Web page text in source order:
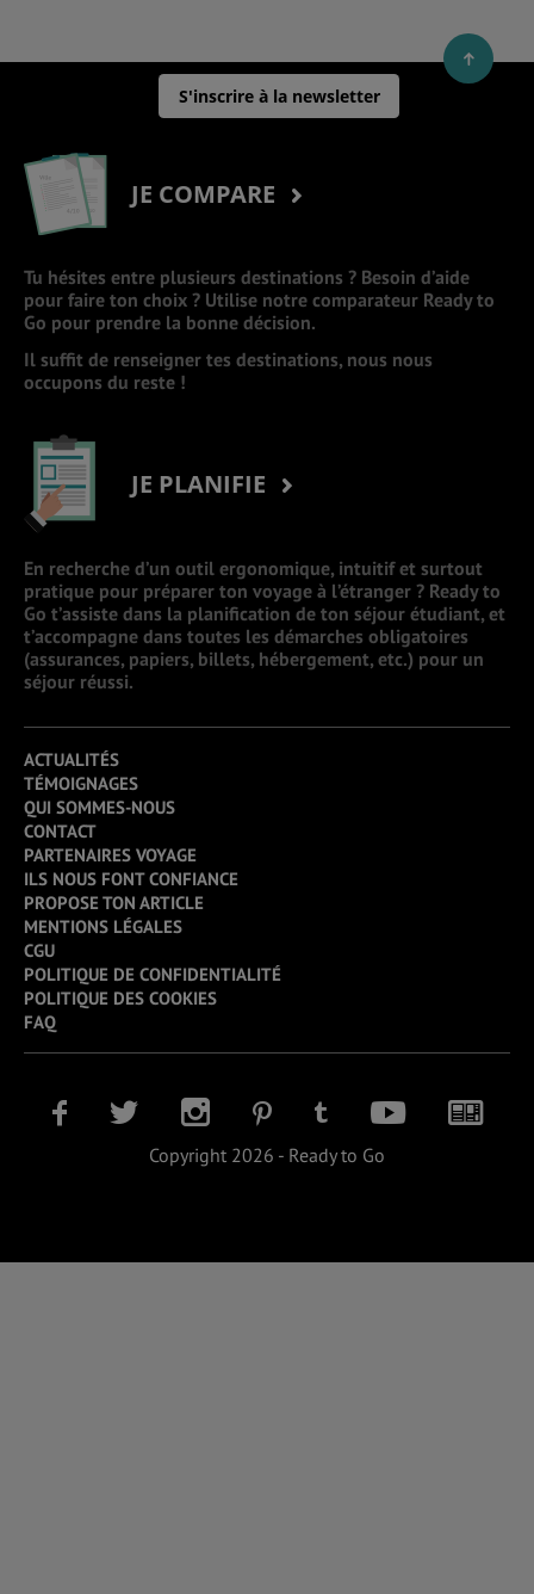
S'inscrire à la newsletter
JE COMPARE
Tu hésites entre plusieurs destinations ? Besoin d’aide
pour faire ton choix ? Utilise notre comparateur Ready to
Go pour prendre la bonne décision.
Il suffit de renseigner tes destinations, nous nous
occupons du reste !
JE PLANIFIE
En recherche d’un outil ergonomique, intuitif et surtout
pratique pour préparer ton voyage à l’étranger ? Ready to
Go t’assiste dans la planification de ton séjour étudiant, et
t’accompagne dans toutes les démarches obligatoires
(assurances, papiers, billets, hébergement, etc.) pour un
séjour réussi.
ACTUALITÉS
TÉMOIGNAGES
QUI SOMMES-NOUS
CONTACT
PARTENAIRES VOYAGE
ILS NOUS FONT CONFIANCE
PROPOSE TON ARTICLE
MENTIONS LÉGALES
CGU
POLITIQUE DE CONFIDENTIALITÉ
POLITIQUE DES COOKIES
FAQ
Copyright 2026 - Ready to Go